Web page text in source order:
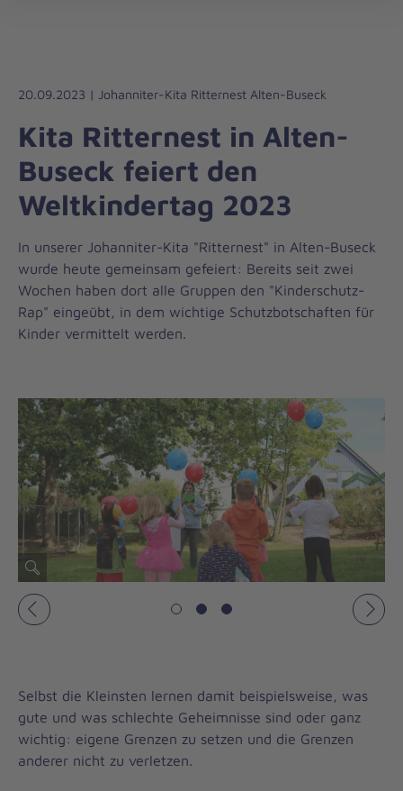
Liebe
Leben
20.09.2023 | Johanniter-Kita Ritternest Alten-Buseck
Kita Ritternest in Alten-
Buseck feiert den
Weltkindertag 2023
In unserer Johanniter-Kita "Ritternest" in Alten-Buseck
wurde heute gemeinsam gefeiert: Bereits seit zwei
Wochen haben dort alle Gruppen den "Kinderschutz-
Rap" eingeübt, in dem wichtige Schutzbotschaften für
Kinder vermittelt werden.
Vorheriges
Selbst die Kleinsten lernen damit beispielsweise, was
gute und was schlechte Geheimnisse sind oder ganz
wichtig: eigene Grenzen zu setzen und die Grenzen
anderer nicht zu verletzen.